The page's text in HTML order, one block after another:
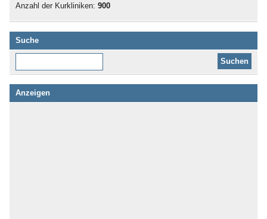
Anzahl der Kurkliniken: 900
Suche
Anzeigen